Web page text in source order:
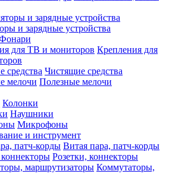
и зарядные устройства
Крепления для
Чистящие средства
Полезные мелочи
Колонки
Наушники
Микрофоны
и инструмент
Витая пара, патч-корды
Розетки, коннекторы
Коммутаторы,